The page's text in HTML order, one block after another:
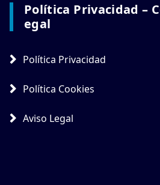
Política Privacidad –
Egal
Política Privacidad
Política Cookies
Aviso Legal